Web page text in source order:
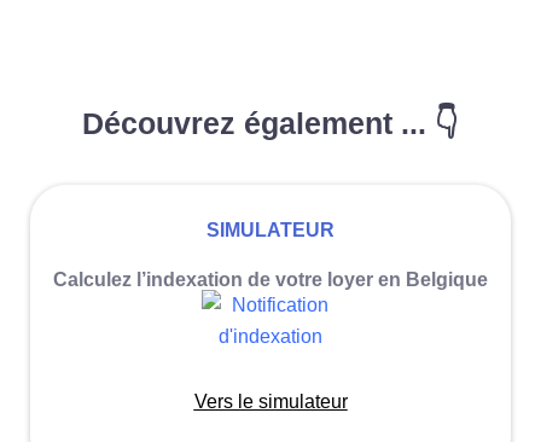
Découvrez également ... 👇
SIMULATEUR
Calculez l’indexation de votre loyer en Belgique
Vers le simulateur